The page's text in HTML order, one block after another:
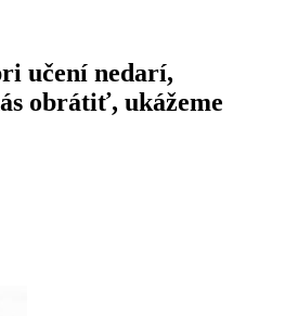
učení nedarí,
obrátiť, ukážeme